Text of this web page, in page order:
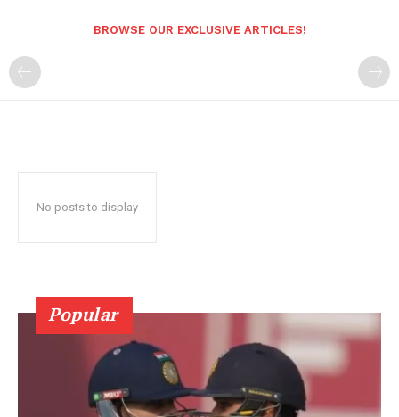
BROWSE OUR EXCLUSIVE ARTICLES!
No posts to display
Popular